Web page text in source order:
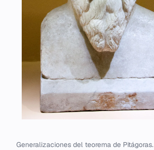
Generalizaciones del teorema de Pitágoras.